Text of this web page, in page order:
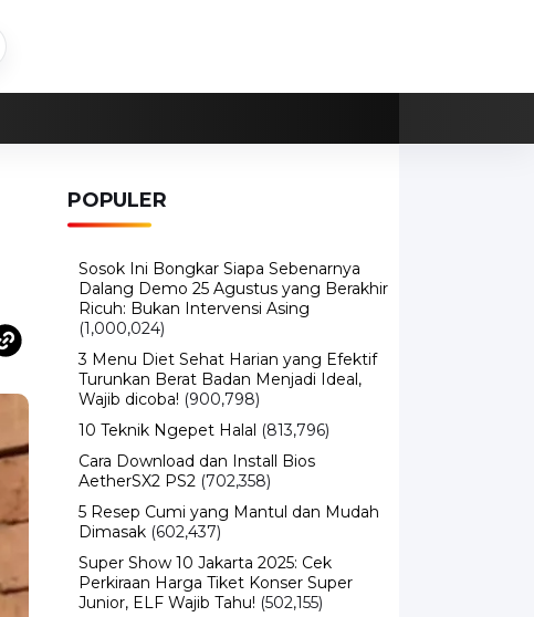
POPULER
Sosok Ini Bongkar Siapa Sebenarnya
Dalang Demo 25 Agustus yang Berakhir
Ricuh: Bukan Intervensi Asing
(1,000,024)
3 Menu Diet Sehat Harian yang Efektif
Turunkan Berat Badan Menjadi Ideal,
Wajib dicoba! (900,798)
10 Teknik Ngepet Halal (813,796)
Cara Download dan Install Bios
AetherSX2 PS2 (702,358)
5 Resep Cumi yang Mantul dan Mudah
Dimasak (602,437)
Super Show 10 Jakarta 2025: Cek
Perkiraan Harga Tiket Konser Super
Junior, ELF Wajib Tahu! (502,155)